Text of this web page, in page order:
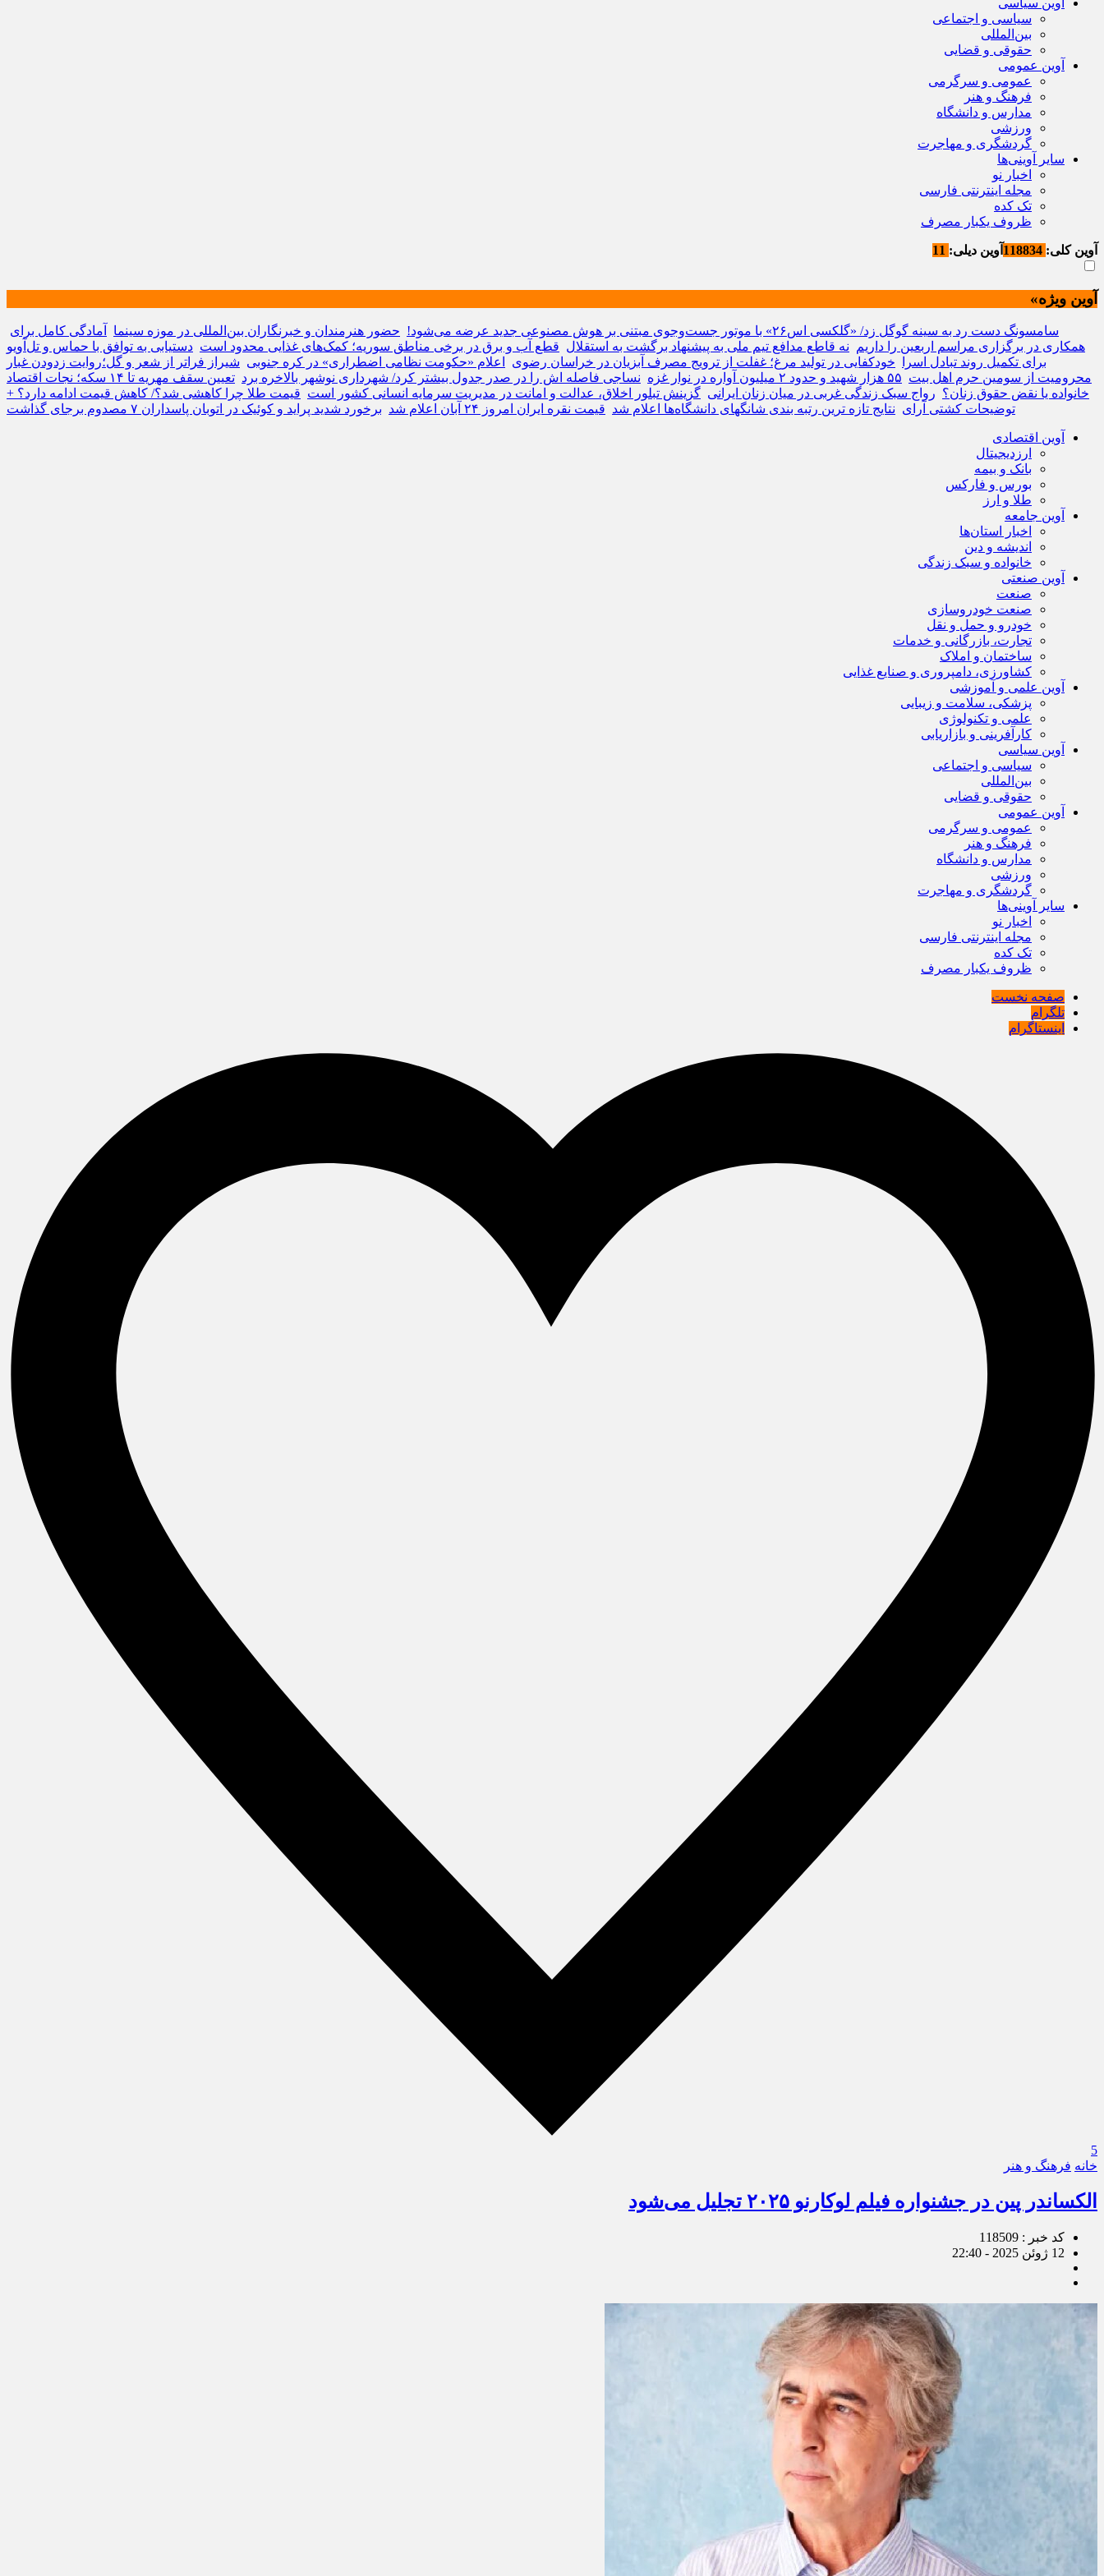
آوین سیاسی
سیاسی و اجتماعی
بین‌المللی
حقوقی و قضایی
آوین عمومی
عمومی و سرگرمی
فرهنگ و هنر
مدارس و دانشگاه
ورزشی
گردشگری و مهاجرت
سایر آوینی‌ها
اخبار نو
مجله اینترنتی فارسی
تک کده
ظروف یکبار مصرف
آوین کلی: آوین دیلی:
آوین ویژه»
سامسونگ دست رد به سینه گوگل زد/ «گلکسی اس۲۶» با موتور جست‌وجوی مبتنی بر هوش مصنوعی جدید عرضه می‌شود! حضور هنرمندان و خبرنگاران بین‌المللی در موزه سینما
آمادگی کامل برای
همکاری در برگزاری مراسم اربعین را داریم نه قاطع مدافع تیم ملی به پیشنهاد برگشت به استقلال قطع آب و برق در برخی مناطق سوریه؛ کمک‌های غذایی محدود است دستیابی به توافق با حماس و تل‌آویو
برای تکمیل روند تبادل اسرا
خودکفایی در تولید مرغ؛ غفلت از ترویج مصرف آبزیان در خراسان رضوی اعلام «حکومت نظامی اضطراری» در کره جنوبی شیراز فراتر از شعر و گل؛روایت زدودن غبار
محرومیت از سومین حرم اهل بیت ۵۵ هزار شهید و حدود ۲ میلیون آواره در نوار غزه نساجی فاصله اش را در صدر جدول بیشتر کرد/ شهرداری نوشهر بالاخره برد
تعیین سقف مهریه تا ۱۴ سکه؛ نجات اقتصاد
خانواده یا نقض حقوق زنان؟ رواج سبک زندگی غربی در میان زنان ایرانی گزینش تبلور اخلاق، عدالت و امانت در مدیریت سرمایه انسانی کشور است قیمت طلا چرا کاهشی شد؟/ کاهش قیمت ادامه دارد؟ +
توضیحات کشتی آرای نتایج تازه ترین رتبه بندی شانگهای دانشگاه‌ها اعلام شد قیمت نقره ایران امروز ۲۴ آبان اعلام شد برخورد شدید پراید و کوئیک در اتوبان پاسداران ۷ مصدوم برجای گذاشت
آوین اقتصادی
ارزدیجیتال
بانک و بیمه
بورس و فارکس
طلا و ارز
آوین جامعه
اخبار استان‌ها
اندیشه و دین
خانواده و سبک زندگی
آوین صنعتی
صنعت
صنعت خودروسازی
خودرو و حمل و نقل
تجارت، بازرگانی و خدمات
ساختمان و املاک
کشاورزی، دامپروری و صنایع غذایی
آوین علمی و آموزشی
پزشکی، سلامت و زیبایی
علمی و تکنولوژی
کارآفرینی و بازاریابی
آوین سیاسی
سیاسی و اجتماعی
بین‌المللی
حقوقی و قضایی
آوین عمومی
عمومی و سرگرمی
فرهنگ و هنر
مدارس و دانشگاه
ورزشی
گردشگری و مهاجرت
سایر آوینی‌ها
اخبار نو
مجله اینترنتی فارسی
تک کده
ظروف یکبار مصرف
صفحه نخست
تلگرام
اینستاگرام
5
خانه فرهنگ و هنر
الکساندر پین در جشنواره فیلم لوکارنو ۲۰۲۵ تجلیل می‌شود
کد خبر : 118509
12 ژوئن 2025 - 22:40